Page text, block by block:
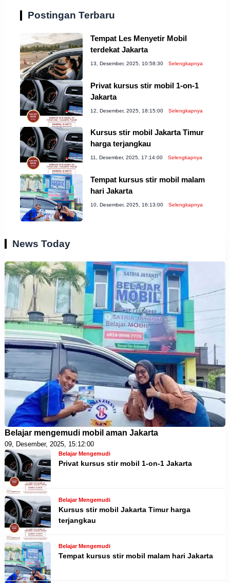
Postingan Terbaru
Tempat Les Menyetir Mobil
terdekat Jakarta
13, Desember, 2025, 10:58:30 Selengkapnya
Privat kursus stir mobil 1-on-1
Jakarta
12, Desember, 2025, 18:15:00 Selengkapnya
Kursus stir mobil Jakarta Timur
harga terjangkau
11, Desember, 2025, 17:14:00 Selengkapnya
Tempat kursus stir mobil malam
hari Jakarta
10, Desember, 2025, 16:13:00 Selengkapnya
News Today
Belajar mengemudi mobil aman Jakarta
09, Desember, 2025, 15:12:00
Belajar Mengemudi
Privat kursus stir mobil 1-on-1 Jakarta
Belajar Mengemudi
Kursus stir mobil Jakarta Timur harga
terjangkau
Belajar Mengemudi
Tempat kursus stir mobil malam hari Jakarta